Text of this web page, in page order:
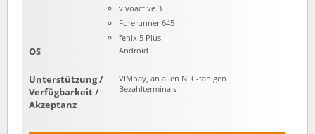
vivoactive 3
Forerunner 645
fenix 5 Plus
OS Android
Unterstützung /
Verfügbarkeit /
Akzeptanz
VIMpay, an allen NFC-fähigen
Bezahlterminals